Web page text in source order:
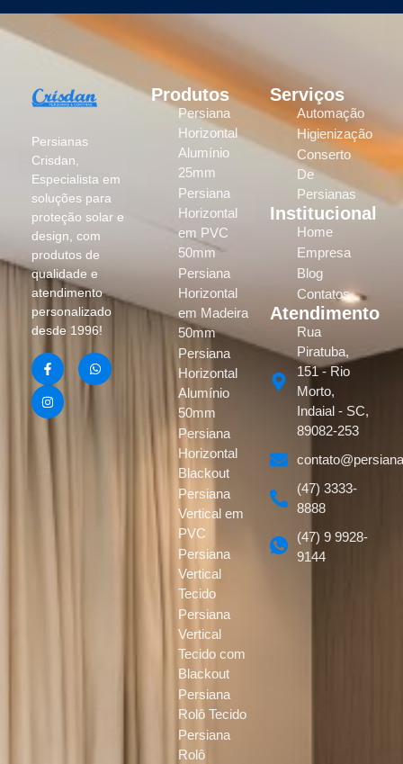
Persianas
Crisdan,
Especialista em
soluções para
proteção solar e
design, com
produtos de
qualidade e
atendimento
personalizado
desde 1996!
Produtos
Persiana
Horizontal
Alumínio
25mm
Persiana
Horizontal
em PVC
50mm
Persiana
Horizontal
em Madeira
50mm
Persiana
Horizontal
Alumínio
50mm
Persiana
Horizontal
Blackout
Persiana
Vertical em
PVC
Persiana
Vertical
Tecido
Persiana
Vertical
Tecido com
Blackout
Persiana
Rolô Tecido
Persiana
Rolô
Serviços
Automação
Higienização
Conserto
De
Persianas
Institucional
Home
Empresa
Blog
Contatos
Atendimento
Rua
Piratuba,
151 - Rio
Morto,
Indaial - SC,
89082-253
(47) 3333-
8888
(47) 9 9928-
9144